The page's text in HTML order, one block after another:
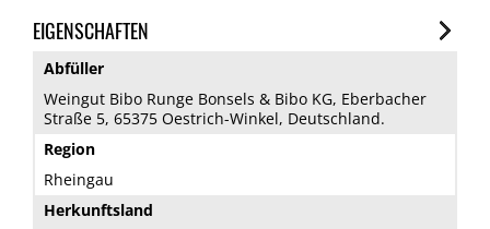
EIGENSCHAFTEN
Abfüller
Weingut Bibo Runge Bonsels & Bibo KG, Eberbacher
Straße 5, 65375 Oestrich-Winkel, Deutschland.
Region
Rheingau
Herkunftsland